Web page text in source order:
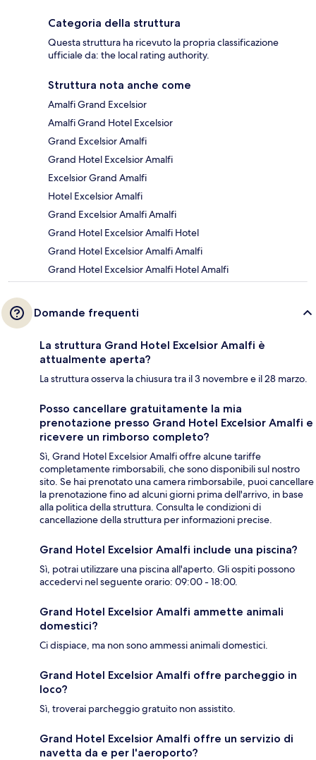
Categoria della struttura
Questa struttura ha ricevuto la propria classificazione
ufficiale da: the local rating authority.
Struttura nota anche come
Amalfi Grand Excelsior
Amalfi Grand Hotel Excelsior
Grand Excelsior Amalfi
Grand Hotel Excelsior Amalfi
Excelsior Grand Amalfi
Hotel Excelsior Amalfi
Grand Excelsior Amalfi Amalfi
Grand Hotel Excelsior Amalfi Hotel
Grand Hotel Excelsior Amalfi Amalfi
Grand Hotel Excelsior Amalfi Hotel Amalfi
Domande frequenti
La struttura Grand Hotel Excelsior Amalfi è
attualmente aperta?
La struttura osserva la chiusura tra il 3 novembre e il 28 marzo.
Posso cancellare gratuitamente la mia
prenotazione presso Grand Hotel Excelsior Amalfi e
ricevere un rimborso completo?
Sì, Grand Hotel Excelsior Amalfi offre alcune tariffe
completamente rimborsabili, che sono disponibili sul nostro
sito. Se hai prenotato una camera rimborsabile, puoi cancellare
la prenotazione fino ad alcuni giorni prima dell'arrivo, in base
alla politica della struttura. Consulta le condizioni di
cancellazione della struttura per informazioni precise.
Grand Hotel Excelsior Amalfi include una piscina?
Sì, potrai utilizzare una piscina all'aperto. Gli ospiti possono
accedervi nel seguente orario: 09:00 - 18:00.
Grand Hotel Excelsior Amalfi ammette animali
domestici?
Ci dispiace, ma non sono ammessi animali domestici.
Grand Hotel Excelsior Amalfi offre parcheggio in
loco?
Sì, troverai parcheggio gratuito non assistito.
Grand Hotel Excelsior Amalfi offre un servizio di
navetta da e per l'aeroporto?